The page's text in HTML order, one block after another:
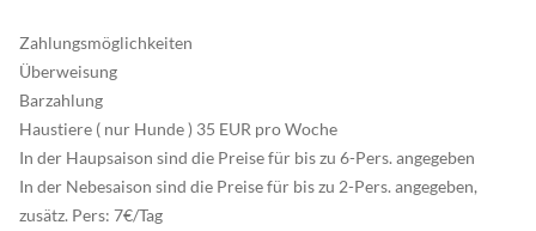
Zahlungsmöglichkeiten
Überweisung
Barzahlung
Haustiere ( nur Hunde ) 35 EUR pro Woche
In der Haupsaison sind die Preise für bis zu 6-Pers. angegeben
In der Nebesaison sind die Preise für bis zu 2-Pers. angegeben,
zusätz. Pers: 7€/Tag